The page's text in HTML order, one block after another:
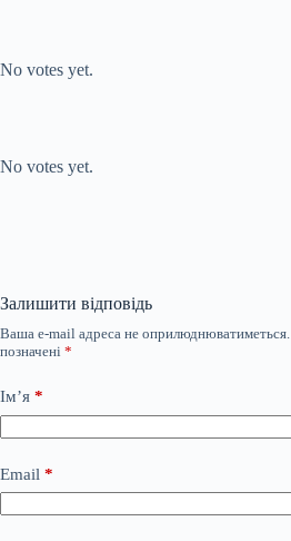
No votes yet.
No votes yet.
Залишити відповідь
Ваша e-mail адреса не оприлюднюватиметься.
позначені *
Ім’я *
Email *